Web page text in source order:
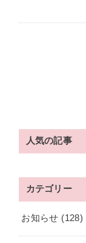
人気の記事
カテゴリー
お知らせ (128)